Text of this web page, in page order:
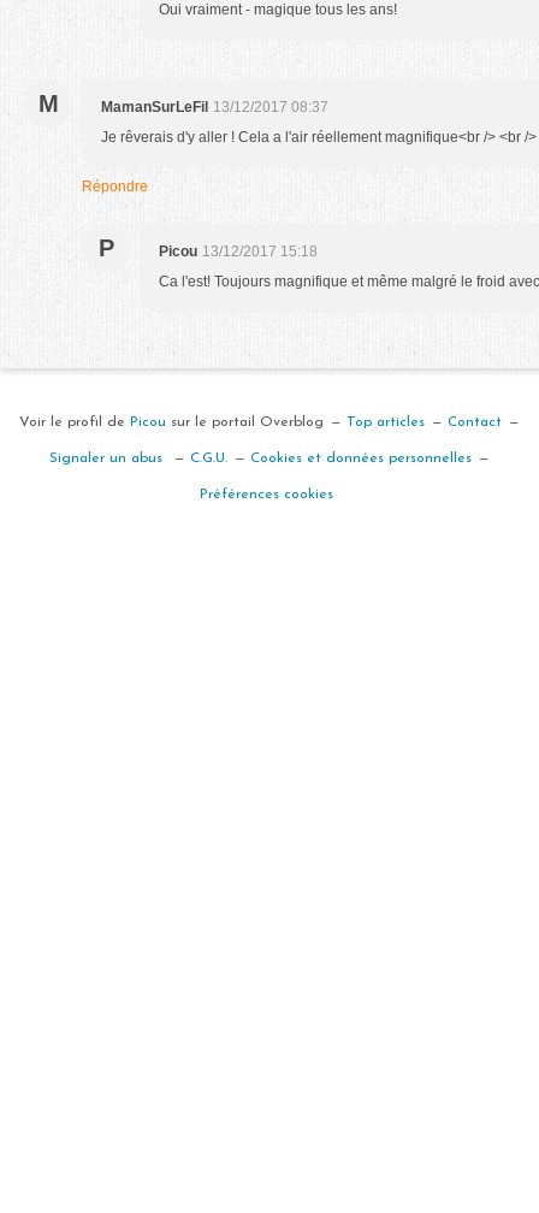
Oui vraiment - magique tous les ans!
M MamanSurLeFil 13/12/2017 08:37
Je rêverais d'y aller ! Cela a l'air réellement magnifique<br /> <br /
Répondre
P Picou 13/12/2017 15:18
Ca l'est! Toujours magnifique et même malgré le froid
Voir le profil de Picou sur le portail Overblog Top articles Contact
Signaler un abus C.G.U. Cookies et données personnelles
Préférences cookies